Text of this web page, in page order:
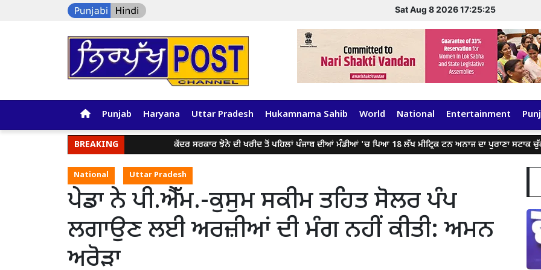
Sat Aug 8 2026 17:25:26
Punjab Haryana Uttar Pradesh Hukamnama Sahib World National Entertainment
BREAKING ਕੇਂਦਰ ਸਰਕਾਰ ਝੋਨੇ ਦੀ ਖਰੀਦ ਤੋਂ ਪਹਿਲਾਂ ਪੰਜਾਬ ਦੀਆਂ ਮੰਡੀਆਂ 'ਚ ਪਿਆ 18 ਲੱਖ ਮੀਟ੍ਰਿਕ ਟਨ ਅਨਾਜ ਦਾ ਪੁਰਾਣਾ ਸਟਾਕ
National Uttar Pradesh
ਪੇਡਾ ਨੇ ਪੀ.ਐੱਮ.-ਕੁਸੁਮ ਸਕੀਮ ਤਹਿਤ ਸੋਲਰ ਪੰਪ
ਲਗਾਉਣ ਲਈ ਅਰਜ਼ੀਆਂ ਦੀ ਮੰਗ ਨਹੀਂ ਕੀਤੀ: ਅਮਨ
ਅਰੋੜਾ